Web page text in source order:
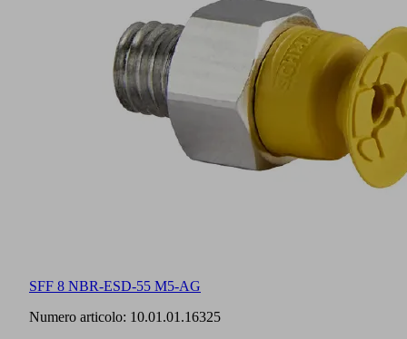
SFF 8 NBR-ESD-55 M5-AG
Numero articolo: 10.01.01.16325